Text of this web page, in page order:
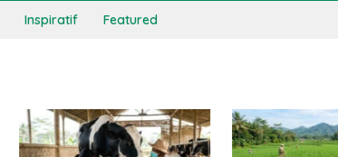
Inspiratif Featured